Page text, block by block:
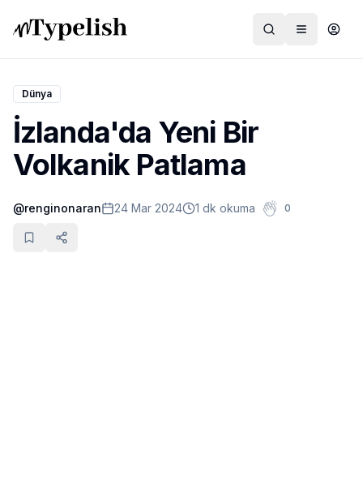
Dünya
Film ve Dizi
Kültür ve Sanat
Sağlık
Dünya
İzlanda'da Yeni Bir
Volkanik Patlama
@renginonaran 24 Mar 2024 1 dk okuma 0